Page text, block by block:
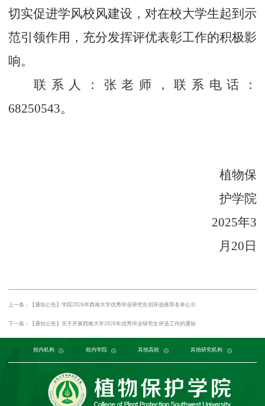
切实促进学风校风建设，对在校大学生起到示
范引领作用，充分发挥评优表彰工作的积极影
响。
联系人： 张老师
，联系电话：
68250543。
植物保
护学院
2025年3
月 20 日
上一条：【通知公告】学院2026年西南大学优秀毕业研究生拟评选推荐名单公示
下一条：【通知公告】关于开展西南大学2026年优秀毕业研究生评选工作的通知
校内机构
党委组织部 党委宣传部 发展规划与学科建设部 人力资源部 本科生院 研究生院 科学技术发展研究院
校内学院
农学与生物科技学院 园艺园林学院 生命科学学院 生物技术学院 资源环境学院
其他高校
中国农业大学 浙江大学 西北农林科技大学 南京农业大学 华中农业大学 华南农业大学 山西农业大学
其他研究机构
中国农业科学院植物保护研究所 中国科学院植物研究所 中国科学院 中国农业科学院 重庆市农业科学院